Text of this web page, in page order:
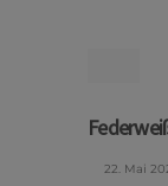
22. Mai